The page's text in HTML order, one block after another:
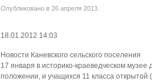
Опубликовано в 26 апреля 2013.
18.01.2012 14:03
Новости Каневского сельского поселения
17 января в историко-краеведческом
положении, и учащихся 11 класса